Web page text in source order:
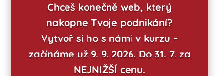
Chceš konečně web, který
nakopne Tvoje podnikání?
Vytvoř si ho s námi v kurzu –
začínáme už 9. 9. 2026. Do 31. 7. za
NEJNIŽŠÍ cenu.